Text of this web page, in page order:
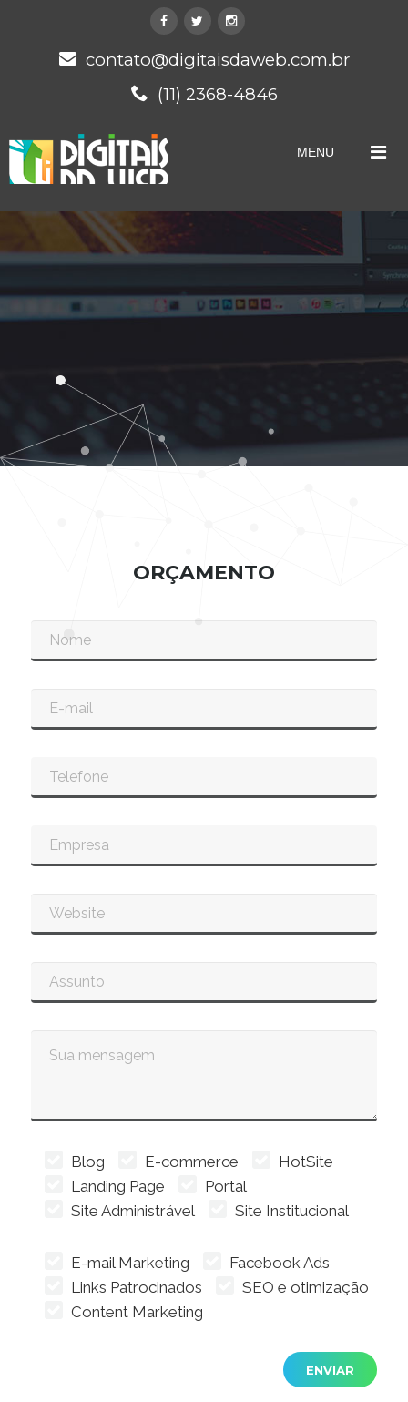
contato@digitaisdaweb.com.br
(11) 2368-4846
MENU
ORÇAMENTO
Blog E-commerce
HotSite
Landing Page
Portal
Site Administrável
Site Institucional
E-mail Marketing
Facebook Ads
Links Patrocinados
SEO e otimização
Content Marketing